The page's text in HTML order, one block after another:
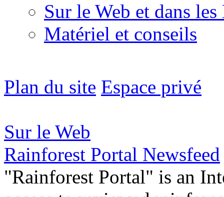
Sur le Web et dans
Matériel et conseils
Plan du site Espace privé
Sur le Web
Rainforest Portal Newsfeed
"Rainforest Portal" is an